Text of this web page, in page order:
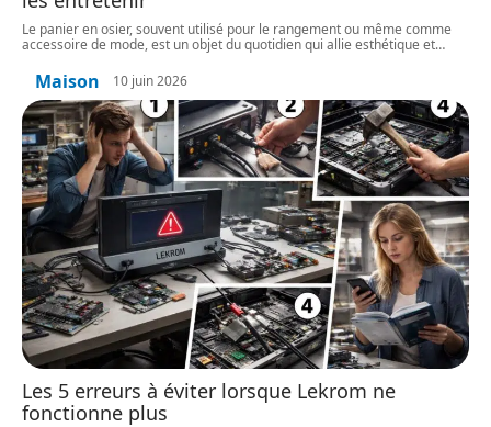
Le panier en osier, souvent utilisé pour le rangement ou même comme
accessoire de mode, est un objet du quotidien qui allie esthétique et…
Maison 10 juin 2026
Les 5 erreurs à éviter lorsque Lekrom ne
fonctionne plus